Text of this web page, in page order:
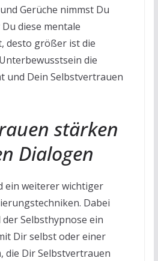
Gerüche nimmst Du
diese mentale
desto größer ist die
die
und Dein Selbstvertrauen
stärken
Dialogen
ein weiterer wichtiger
Dabei
Selbsthypnose ein
Dir selbst oder einer
die Dir Selbstvertrauen